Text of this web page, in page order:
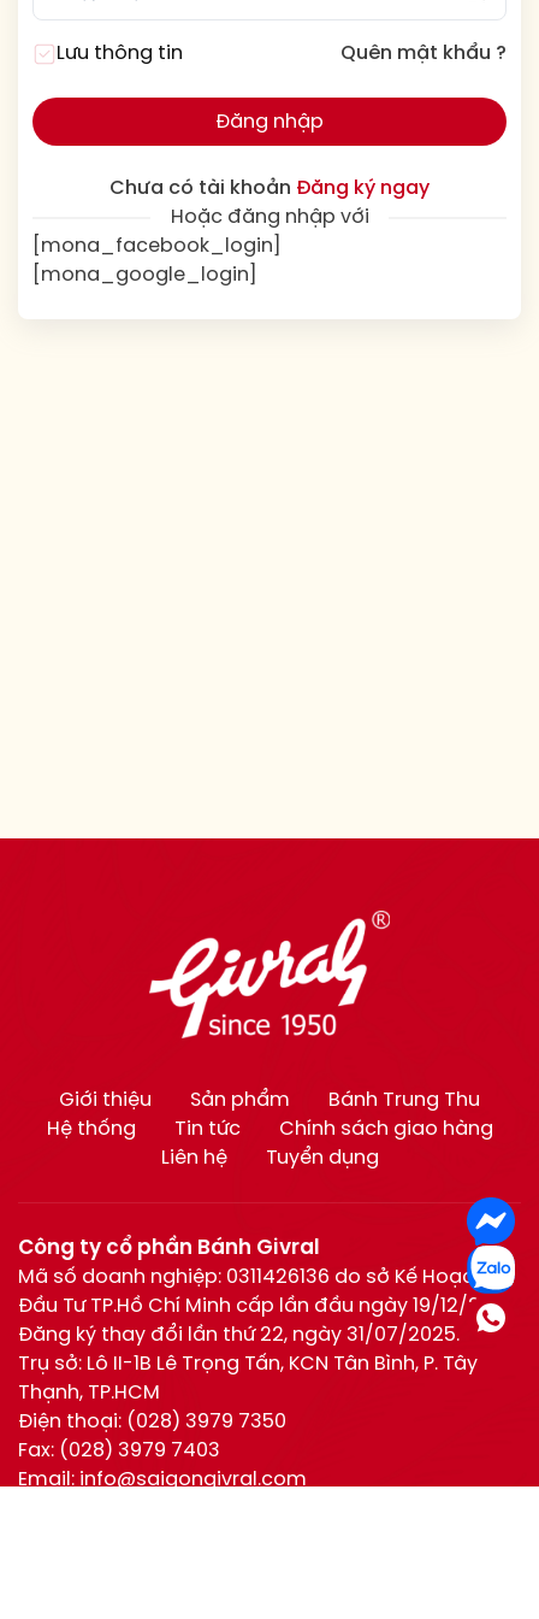
Lưu thông tin Quên mật khẩu ?
Đăng nhập
Chưa có tài khoản Đăng ký ngay
Hoặc đăng nhập với
[mona_facebook_login]
[mona_google_login]
Giới thiệu Sản phẩm
Bánh Trung Thu
Hệ thống
Tin tức
Chính sách giao hàng
Liên hệ
Tuyển dụng
Công ty cổ phần Bánh Givral
Mã số doanh nghiệp: 0311426136 do sở Kế Hoạch và
Đầu Tư TP.Hồ Chí Minh cấp lần đầu ngày 19/12/2011.
Đăng ký thay đổi lần thứ 22, ngày 31/07/2025.
Trụ sở: Lô II-1B Lê Trọng Tấn, KCN Tân Bình, P. Tây
Thạnh, TP.HCM
Điện thoại: (028) 3979 7350
Fax: (028) 3979 7403
Email: info@saigongivral.com